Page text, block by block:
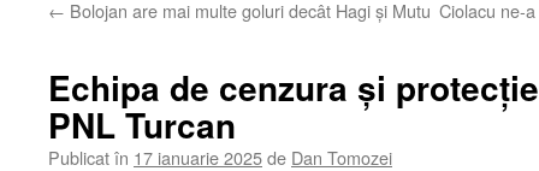
← Bolojan are mai multe goluri decât Hagi și Mutu Ciolacu ne-
Echipa de cenzura și
PNL Turcan
Publicat în 17 ianuarie 2025de Dan Tomozei